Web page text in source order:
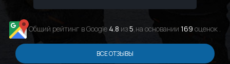
останні 10 років найкращий сервіс та
Общий рейтинг в Google 4.8 из5,на основании 169 оценок .
ВСЕ ОТЗЫВЫ